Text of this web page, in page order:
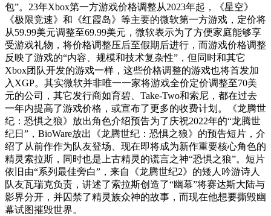
包”。23年Xbox第一方游戏价格调整从2023年起，《星空》
《极限竞速》和《红霞岛》等主要的微软第一方游戏，定价将
从59.99美元调整至69.99美元，微软表示为了方便家庭能够享
受游戏礼物，将价格调整压后至假期后进行，而游戏价格调整
反映了游戏的“内容、规模和技术复杂性”，但同时和其它
Xbox团队开发的游戏一样，这些价格调整的游戏也将首发加
入XGP。其实微软并非唯一一家将游戏全价定价调整至70美
元的公司，其它发行商如育碧、Take-Two和索尼，都在过去
一年内提高了游戏价格，或宣布了更多的收费计划。《龙腾世
纪：恐惧之狼》放出角色介绍预告为了庆祝2022年的“龙腾世
纪日”，BioWare放出《龙腾世纪：恐惧之狼》的预告短片，介
绍了从前作作为队友登场、现在即将成为新作重要核心角色的
精灵索拉斯，同时也是上古精灵的谎言之神“恐惧之狼”。短片
依旧由“系列最佳旁白”，来自《龙腾世纪2》的矮人吟游诗人
队友瓦瑞克负责，讲述了索拉斯创造了“幽幕”将赛达斯大陆与
影界分开，并囚禁了精灵族众神的故事，而现在他想要撕毁幽
幕试图摧毁世界。